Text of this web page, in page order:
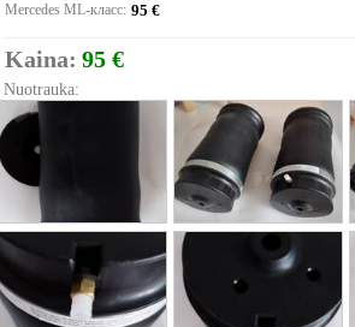
Mercedes ML-класс: 95 €
Kaina: 95 €
Nuotrauka: